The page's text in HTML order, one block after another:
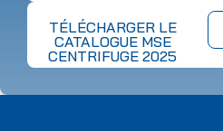
TÉLÉCHARGER LE
CATALOGUE MSE
CENTRIFUGE 2025